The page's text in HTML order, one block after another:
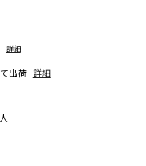
詳細
出荷 詳細
人